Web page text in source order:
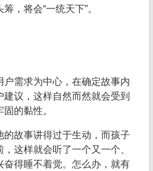
，将会“一统天下”。
户需求为中心，在确定故事内
议，这样自然而然就会受到
的黏性。
的故事讲得过于生动，而孩子
这样就会听了一个又一个、
奋得睡不着觉。怎么办，就有